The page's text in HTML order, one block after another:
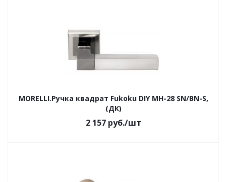
MORELLI.Ручка квадрат Fukoku DIY MH-28 SN/BN-S,
(ДК)
2 157 руб./шт